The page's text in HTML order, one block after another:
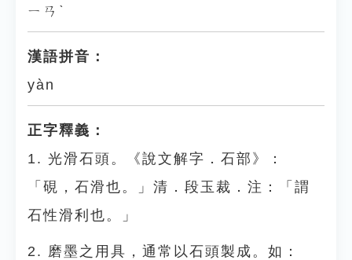
ㄧㄢˋ
漢語拼音：
yàn
正字釋義：
1. 光滑石頭。《說文解字．石部》：
「硯，石滑也。」清．段玉裁．注：「謂
石性滑利也。」
2. 磨墨之用具，通常以石頭製成。如：